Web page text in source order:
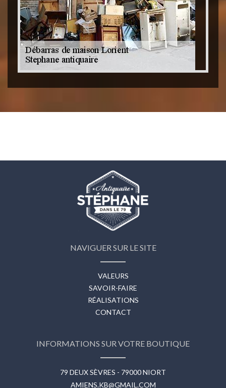
NAVIGUER SUR LE SITE
VALEURS
SAVOIR-FAIRE
RÉALISATIONS
CONTACT
INFORMATIONS SUR VOTRE BOUTIQUE
79 DEUX SÈVRES - 79000 NIORT
AMIENS.KB@GMAIL.COM